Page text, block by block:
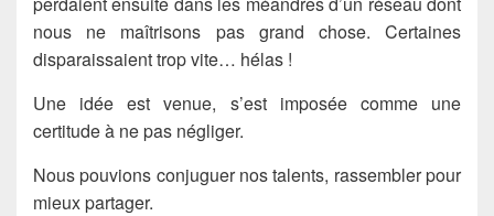
nous ne maîtrisons pas grand chose. Certaines
disparaissaient trop vite… hélas !
Une idée est venue, s’est imposée comme une
certitude à ne pas négliger.
Nous pouvions conjuguer nos talents, rassembler pour
mieux partager.